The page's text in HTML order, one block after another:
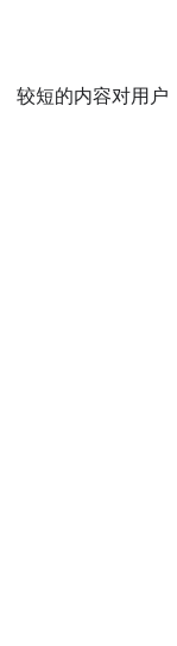
较短的内容对用户